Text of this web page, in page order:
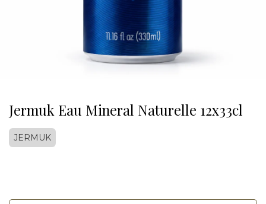
Jermuk Eau Mineral Naturelle 12x33cl
JERMUK